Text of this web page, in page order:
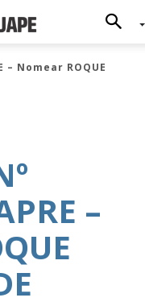
– Nomear ROQUE
–